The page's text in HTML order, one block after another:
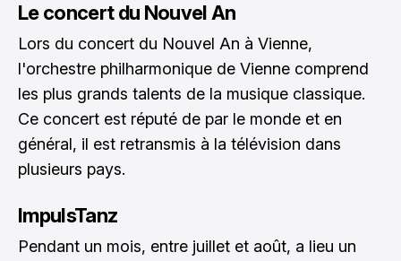
Le concert du Nouvel An
Lors du concert du Nouvel An à Vienne,
l'orchestre philharmonique de Vienne comprend
les plus grands talents de la musique classique.
Ce concert est réputé de par le monde et en
général, il est retransmis à la télévision dans
plusieurs pays.
ImpulsTanz
Pendant un mois, entre juillet et août, a lieu un